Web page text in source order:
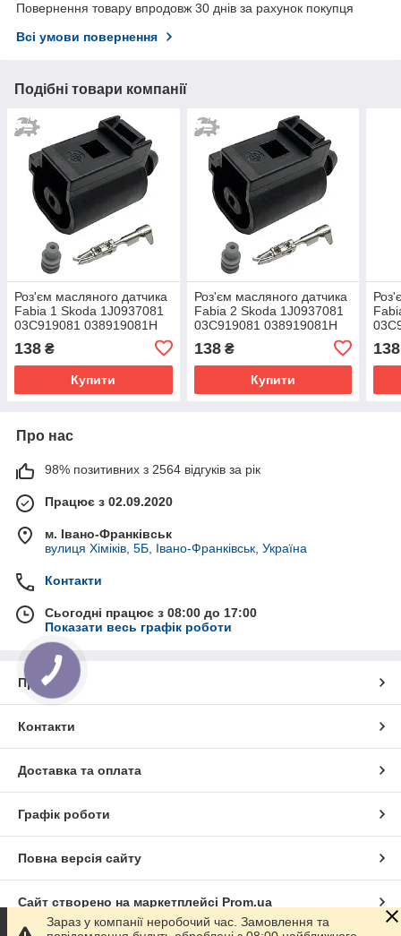
Повернення товару впродовж 30 днів за рахунок покупця
Всі умови повернення
Подібні товари компанії
Роз'єм масляного датчика
Fabia 1 Skoda 1J0937081
03C919081 038919081H
138 ₴
Купити
Роз'єм масляного датчика
Fabia 2 Skoda 1J0937081
03C919081 038919081H
138₴
Купити
138
Про нас
98% позитивних з 2564 відгуків за рік
Працює з 02.09.2020
м. Івано-Франківськ
вулиця Хіміків, 5Б, Івано-Франківськ, Україна
Контакти
Сьогодні працює з 08:00 до 17:00
Показати весь графік роботи
Про нас
Контакти
Доставка та оплата
Графік роботи
Повна версія сайту
Сайт створено на маркетплейсі Prom.ua
Зараз у компанії неробочий час. Замовлення та